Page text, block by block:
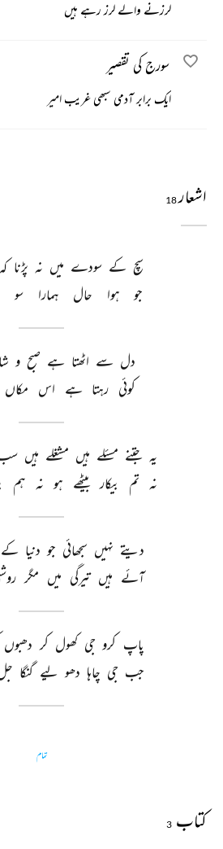
لرزنے والے لرز رہے ہیں
سورج کی تقصیر
ایک برابر آدمی سبھی غریب امیر
اشعار18
سچ کے سودے میں نہ پڑنا کہ
جو
ہوا حال ہمارا سو
دل سے اٹھتا ہے صبح و
کوئی رہتا ہے اس مکاں
یہ جتنے مسئلے ہیں مشغلے ہیں
نہ تم بیکار بیٹھے ہو نہ ہم
دیتے نہیں سجھائی جو دنیا کے
آئے ہیں تیرگی میں مگر
پاپ کرو جی کھول کر دھبوں
جب جی چاہا دھو لیے گنگا
تمام
کتاب 3